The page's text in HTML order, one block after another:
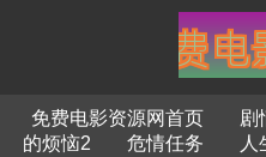
免费电影资源网首页 剧
的烦恼2
危情任务 人